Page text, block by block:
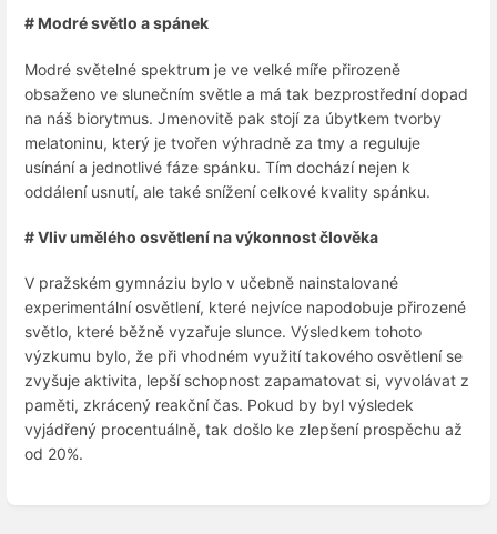
# Modré světlo a spánek
Modré světelné spektrum je ve velké míře přirozeně
obsaženo ve slunečním světle a má tak bezprostřední dopad
na náš biorytmus. Jmenovitě pak stojí za úbytkem tvorby
melatoninu, který je tvořen výhradně za tmy a reguluje
usínání a jednotlivé fáze spánku. Tím dochází nejen k
oddálení usnutí, ale také snížení celkové kvality spánku.
# Vliv umělého osvětlení na výkonnost člověka
V pražském gymnáziu bylo v učebně nainstalované
experimentální osvětlení, které nejvíce napodobuje přirozené
světlo, které běžně vyzařuje slunce. Výsledkem tohoto
výzkumu bylo, že při vhodném využití takového osvětlení se
zvyšuje aktivita, lepší schopnost zapamatovat si, vyvolávat z
paměti, zkrácený reakční čas. Pokud by byl výsledek
vyjádřený procentuálně, tak došlo ke zlepšení prospěchu až
od 20%.